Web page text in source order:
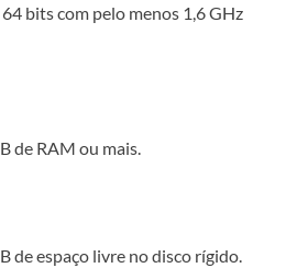
bits com pelo menos 1,6 GHz
de RAM ou mais.
de espaço livre no disco rígido.